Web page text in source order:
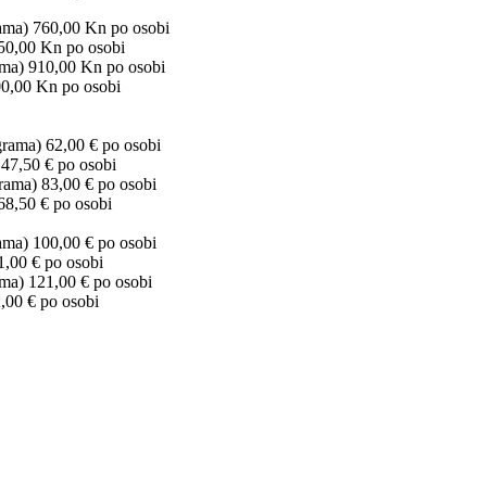
760,00 Kn po osobi
Kn po osobi
910,00 Kn po osobi
Kn po osobi
62,00 € po osobi
€ po osobi
83,00 € po osobi
€ po osobi
100,00 € po osobi
€ po osobi
121,00 € po osobi
€ po osobi